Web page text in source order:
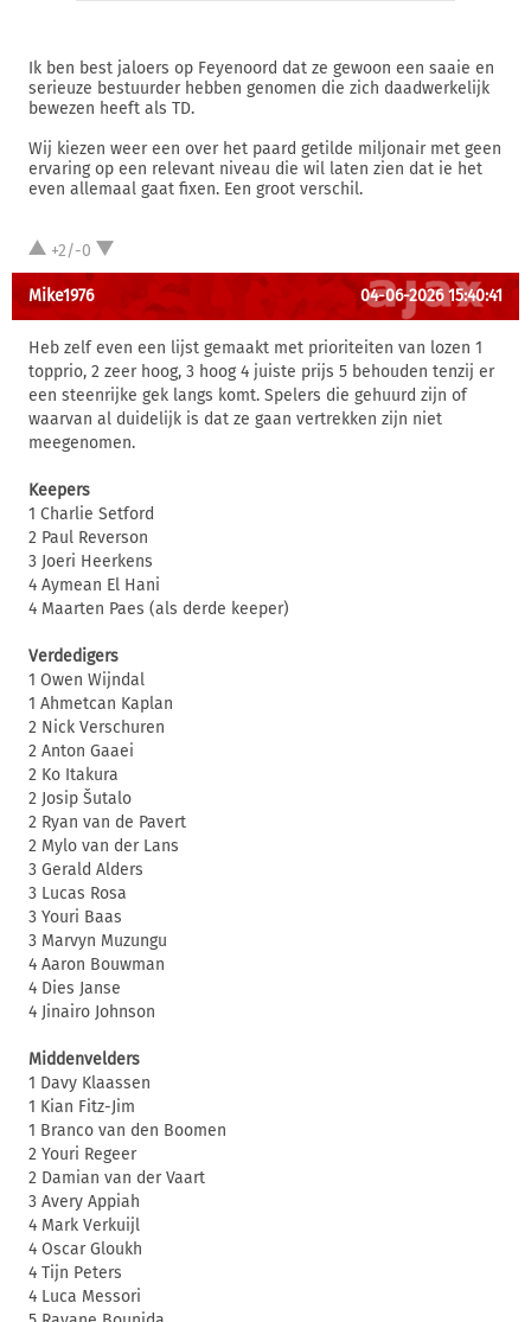
Ik ben best jaloers op Feyenoord dat ze gewoon een saaie en
serieuze bestuurder hebben genomen die zich daadwerkelijk
bewezen heeft als TD.
Wij kiezen weer een over het paard getilde miljonair met geen
ervaring op een relevant niveau die wil laten zien dat ie het
even allemaal gaat fixen. Een groot verschil.
+2/-0
Mike1976 04-06-2026 15:40:41
Heb zelf even een lijst gemaakt met prioriteiten van lozen 1
topprio, 2 zeer hoog, 3 hoog 4 juiste prijs 5 behouden tenzij er
een steenrijke gek langs komt. Spelers die gehuurd zijn of
waarvan al duidelijk is dat ze gaan vertrekken zijn niet
meegenomen.
Keepers
1 Charlie Setford
2 Paul Reverson
3 Joeri Heerkens
4 Aymean El Hani
4 Maarten Paes (als derde keeper)
Verdedigers
1 Owen Wijndal
1 Ahmetcan Kaplan
2 Nick Verschuren
2 Anton Gaaei
2 Ko Itakura
2 Josip Šutalo
2 Ryan van de Pavert
2 Mylo van der Lans
3 Gerald Alders
3 Lucas Rosa
3 Youri Baas
3 Marvyn Muzungu
4 Aaron Bouwman
4 Dies Janse
4 Jinairo Johnson
Middenvelders
1 Davy Klaassen
1 Kian Fitz-Jim
1 Branco van den Boomen
2 Youri Regeer
2 Damian van der Vaart
3 Avery Appiah
4 Mark Verkuijl
4 Oscar Gloukh
4 Tijn Peters
4 Luca Messori